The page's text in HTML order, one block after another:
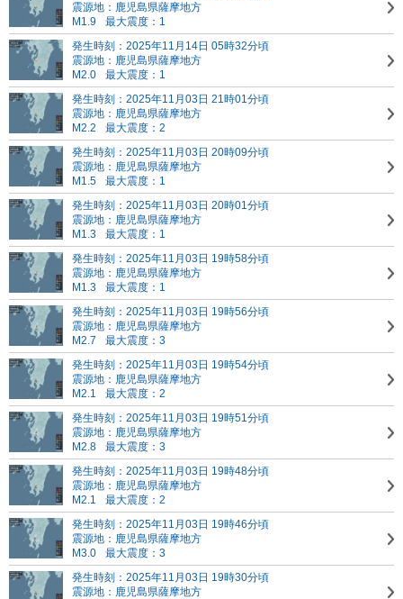
震源地：鹿児島県薩摩地方
M1.9
最大震度：1
発生時刻：2025年11月14日 05時32分頃
震源地：鹿児島県薩摩地方
M2.0
最大震度：1
発生時刻：2025年11月03日 21時01分頃
震源地：鹿児島県薩摩地方
M2.2
最大震度：2
発生時刻：2025年11月03日 20時09分頃
震源地：鹿児島県薩摩地方
M1.5
最大震度：1
発生時刻：2025年11月03日 20時01分頃
震源地：鹿児島県薩摩地方
M1.3
最大震度：1
発生時刻：2025年11月03日 19時58分頃
震源地：鹿児島県薩摩地方
M1.3
最大震度：1
発生時刻：2025年11月03日 19時56分頃
震源地：鹿児島県薩摩地方
M2.7
最大震度：3
発生時刻：2025年11月03日 19時54分頃
震源地：鹿児島県薩摩地方
M2.1
最大震度：2
発生時刻：2025年11月03日 19時51分頃
震源地：鹿児島県薩摩地方
M2.8
最大震度：3
発生時刻：2025年11月03日 19時48分頃
震源地：鹿児島県薩摩地方
M2.1
最大震度：2
発生時刻：2025年11月03日 19時46分頃
震源地：鹿児島県薩摩地方
M3.0
最大震度：3
発生時刻：2025年11月03日 19時30分頃
震源地：鹿児島県薩摩地方